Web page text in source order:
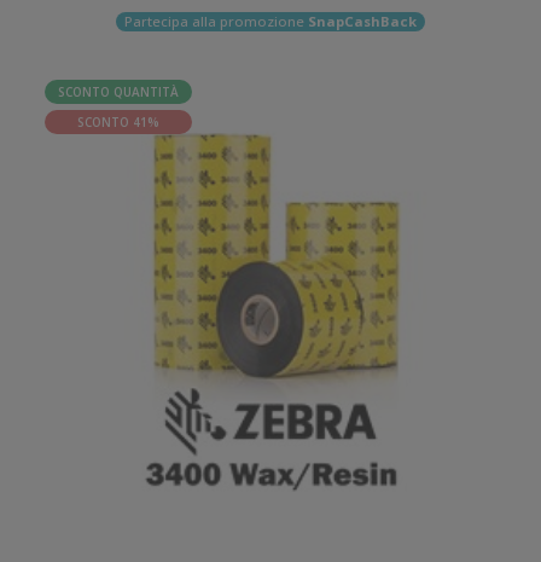
Partecipa alla promozione SnapCashBack
SCONTO QUANTITÀ
SCONTO 41%